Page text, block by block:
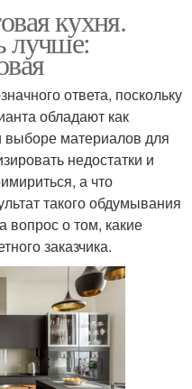
кухня.
лучше:
ответа, поскольку
обладают как
материалов для
недостатки и
а что
такого обдумывания
вопрос о том, какие
заказчика.